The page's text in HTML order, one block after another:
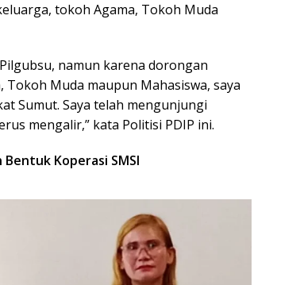
tokoh Agama, Tokoh Muda
namun karena dorongan
Muda maupun Mahasiswa, saya
Sumut. Saya telah mengunjungi
mengalir,” kata Politisi PDIP ini.
Koperasi SMSI